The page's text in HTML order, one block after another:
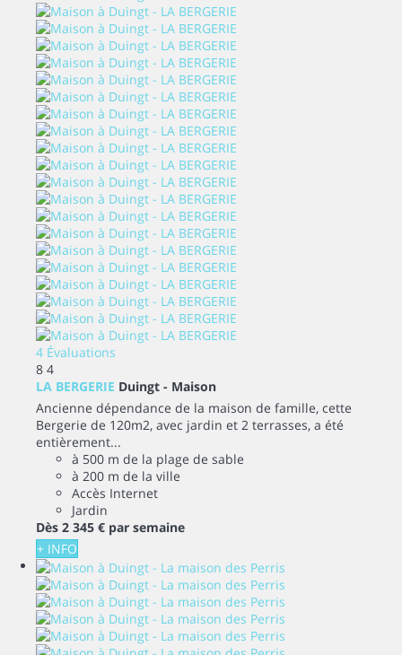
4 Évaluations
8 4
LA BERGERIE Duingt - Maison
Ancienne dépendance de la maison de famille, cette
Bergerie de 120m2, avec jardin et 2 terrasses, a été
entièrement...
à 500 m de la plage de sable
à 200 m de la ville
Accès Internet
Jardin
Dès 2 345 € par semaine
+ INFO